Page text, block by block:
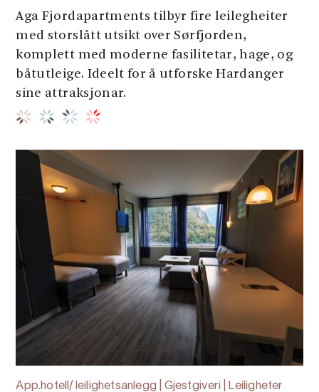
Aga Fjordapartments tilbyr fire leilegheiter
med storslått utsikt over Sørfjorden,
komplett med moderne fasilitetar, hage, og
båtutleige. Ideelt for å utforske Hardanger
sine attraksjonar.
App.hotell/ leilighetsanlegg | Gjestgiveri | Leiligheter